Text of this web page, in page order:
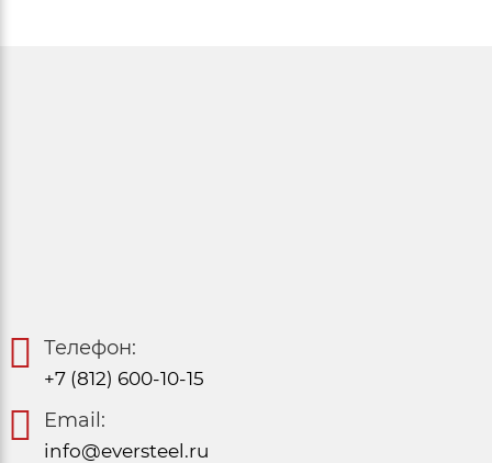
Телефон:
+7 (812) 600-10-15
Email:
info@eversteel.ru